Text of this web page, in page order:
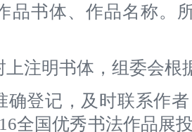
品书体、作品名称。
上注明书体，组委会根
确登记，及时联系作
全国优秀书法作品展